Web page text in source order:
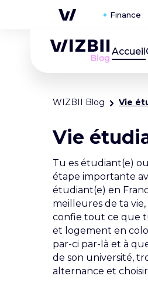
Accueil
WIZBII Blog Vie
Vie
Tu es étudiant(e)
étape importante
étudiant(e) en
meilleures de ta
confie tout ce que
et logement en
par-ci par-là et à
de son université,
alternance et